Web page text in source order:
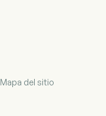
Mapa del sitio